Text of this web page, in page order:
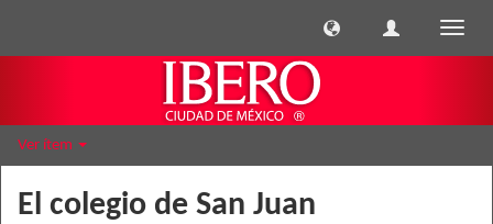
Ver ítem
El colegio de San Juan